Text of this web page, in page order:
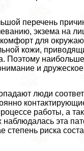
перечень
экзема на
для
кожи,
Поэтому
и
люди
работы, а
эта
степень риска